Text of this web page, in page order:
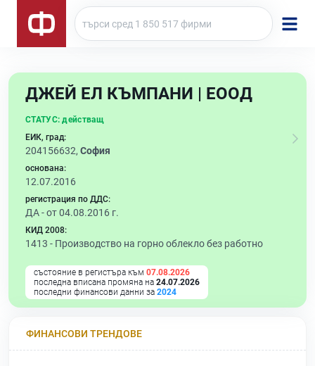
ДЖЕЙ ЕЛ КЪМПАНИ | ЕООД
СТАТУС: действащ
ЕИК, град:
204156632, София
основана:
12.07.2016
регистрация по ДДС:
ДА - от 04.08.2016 г.
КИД 2008:
1413 - Производство на горно облекло без работно
състояние в регистъра към 07.08.2026
последна вписана промяна на 24.07.2026
последни финансови данни за 2024
ФИНАНСОВИ ТРЕНДОВЕ